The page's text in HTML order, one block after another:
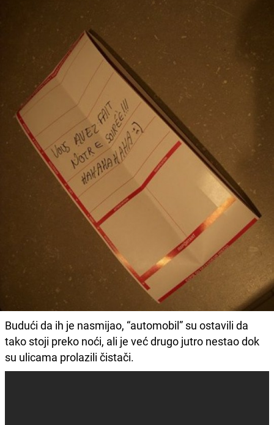
Budući da ih je nasmijao, “automobil” su ostavili da
tako stoji preko noći, ali je već drugo jutro nestao dok
su ulicama prolazili čistači.